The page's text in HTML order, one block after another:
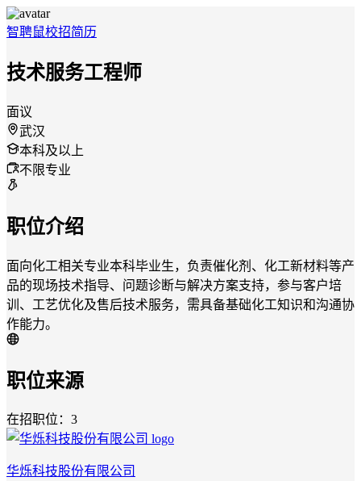
智聘鼠校招简历
技术服务工程师
面议
武汉
本科及以上
不限专业
职位介绍
面向化工相关专业本科毕业生，负责催化剂、化工新材料等产
品的现场技术指导、问题诊断与解决方案支持，参与客户培
训、工艺优化及售后技术服务，需具备基础化工知识和沟通协
作能力。
职位来源
在招职位：3
华烁科技股份有限公司